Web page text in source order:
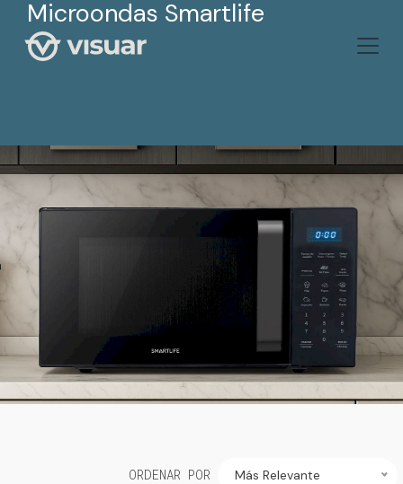
Microondas Smartlife
ORDENAR POR Más Relevante